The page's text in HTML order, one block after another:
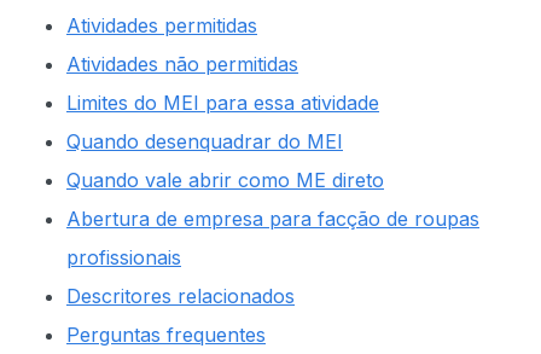
Atividades permitidas
Atividades não permitidas
Limites do MEI para essa atividade
Quando desenquadrar do MEI
Quando vale abrir como ME direto
Abertura de empresa para facção de roupas
profissionais
Descritores relacionados
Perguntas frequentes